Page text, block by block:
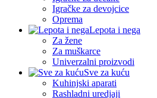
Igračke za devojcice
Oprema
Lepota i nega
Za žene
Za muškarce
Univerzalni proizvodi
Sve za kuću
Kuhinjski aparati
Rashladni uredjaji